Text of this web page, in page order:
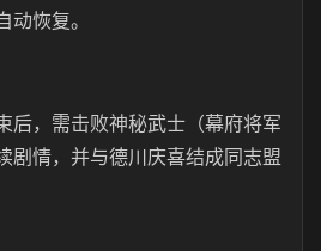
恢复。
后，需击败神秘武士（幕府将军
剧情，并与德川庆喜结成同志盟